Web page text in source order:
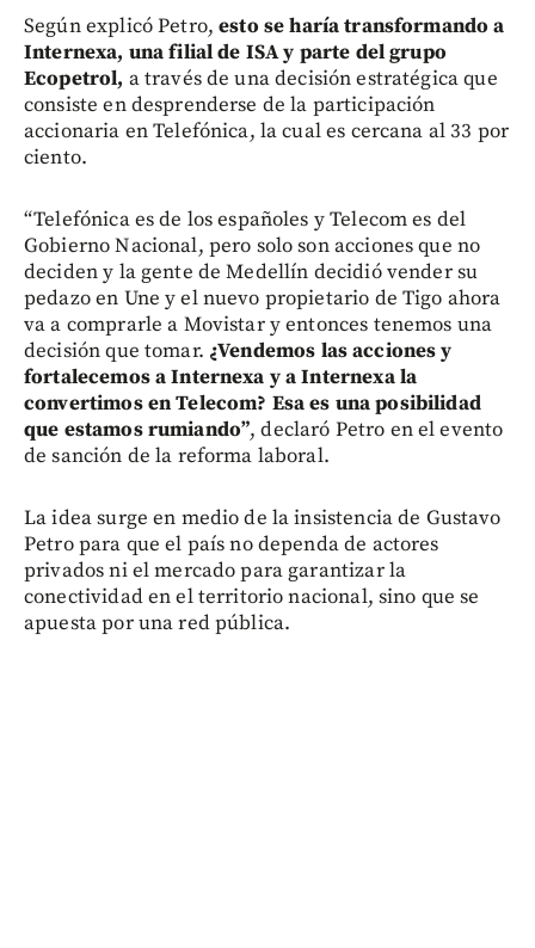
Según explicó Petro,esto se haría transformando a
Internexa, una filial de ISA y parte del grupo
Ecopetrol, a través de una decisión estratégica que
consiste en desprenderse de la participación
accionaria en Telefónica, la cual es cercana al 33 por
ciento.
“Telefónica es de los españoles y Telecom es del
Gobierno Nacional, pero solo son acciones que no
deciden y la gente de Medellín decidió vender su
pedazo en Une y el nuevo propietario de Tigo ahora
va a comprarle a Movistar y entonces tenemos una
decisión que tomar. ¿Vendemos las acciones y
fortalecemos a Internexa y a Internexa la
convertimos en Telecom? Esa es una posibilidad
que estamos rumiando”, declaró Petro en el evento
de sanción de la reforma laboral.
La idea surge en medio de la insistencia de Gustavo
Petro para que el país no dependa de actores
privados ni el mercado para garantizar la
conectividad en el territorio nacional, sino que se
apuesta por una red pública.